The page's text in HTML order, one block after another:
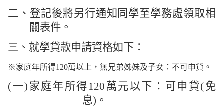
二、登記後將另行通知同學至學務處領取相
關表件。
三、就學貸款申請資格如下：
※家庭年所得120萬以上，無兄弟姊妹及子女：不可申貸。
(一) 家庭年所得 120 萬元以下：可申貸(免
息) 。